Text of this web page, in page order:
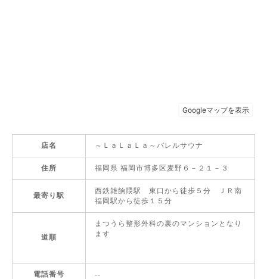
店名 ～ＬａＬａＬａ～バレルサウナ
住所 福岡県 福岡市博多区麦野６－２１－３
最寄り駅
西鉄雑餉隈駅 東口から徒歩５分 ＪＲ南
福岡駅から徒歩１５分
道順
まつうら整形外科の裏のマンションとなり
ます
電話番号 --